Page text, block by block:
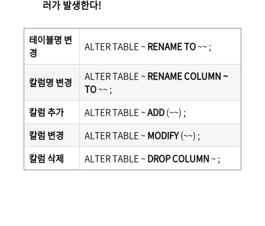
러가 발생한다!
테이블명 변
경
ALTER TABLE ~RENAME TO~~ ;
칼럼명 변경 ALTER TABLE ~RENAME COLUMN ~
TO~~ ;
칼럼 추가
ALTER TABLE ~ADD(~~) ;
칼럼 변경
ALTER TABLE ~MODIFY(~~) ;
칼럼 삭제
ALTER TABLE ~DROP COLUMN ~ ;